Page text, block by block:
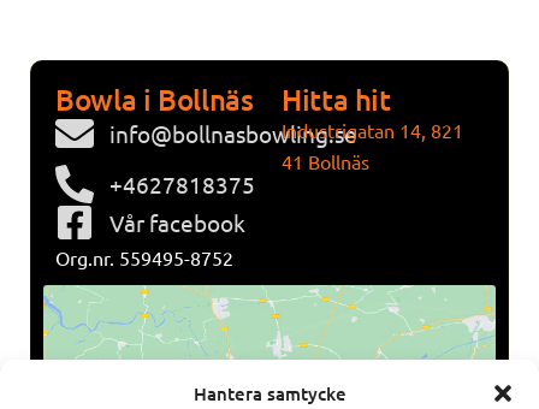
Hantera samtycke
Bowla i Bollnäs
info@bollnasbowling.se
+4627818375
Vår facebook
Org.nr. 559495-8752
Hitta hit
Industrigatan 14, 821
41 Bollnäs